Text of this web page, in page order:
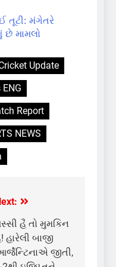
તૂટી: મંગેતરે
છે મામલો
Update
Report
NEWS
હૈ તો મુમકિન
હારેલી બાજી
જીતી,